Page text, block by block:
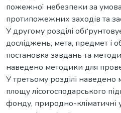
пожежної небезпеки за
протипожежних заходів та
У другому розділі
досліджень, мета, предмет і
постановка завдань та
наведено методики для
У третьому розділі
площу лісогосподарського
фонду, природно-кліматичні